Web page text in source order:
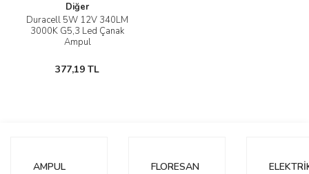
Diğer
Duracell 5W 12V 340LM
3000K G5,3 Led Çanak
Ampul
377,19 TL
AMPUL
FLORESAN